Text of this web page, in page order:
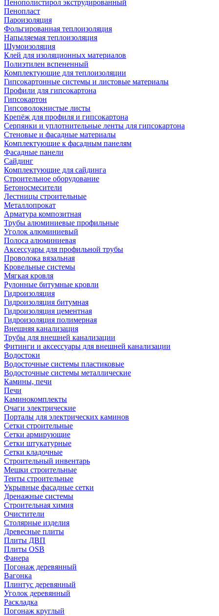
Пенополистирол экструдированный
Пенопласт
Пароизоляция
Фольгированная теплоизоляция
Напыляемая теплоизоляция
Шумоизоляция
Клей для изоляционных материалов
Полиэтилен вспененный
Комплектующие для теплоизоляции
Гипсокартонные системы и листовые материалы
Профили для гипсокартона
Гипсокартон
Гипсоволокнистые листы
Крепёж для профиля и гипсокартона
Серпянки и уплотнительные ленты для гипсокартона
Стеновые и фасадные материалы
Комплектующие к фасадным панелям
Фасадные панели
Сайдинг
Комплектующие для сайдинга
Строительное оборудование
Бетоносмесители
Лестницы строительные
Металлопрокат
Арматура композитная
Трубы алюминиевые профильные
Уголок алюминиевый
Полоса алюминиевая
Аксессуары для профильной трубы
Проволока вязальная
Кровельные системы
Мягкая кровля
Рулонные битумные кровли
Гидроизоляция
Гидроизоляция битумная
Гидроизоляция цементная
Гидроизоляция полимерная
Внешняя канализация
Трубы для внешней канализации
Фитинги и аксессуары для внешней канализации
Водостоки
Водосточные системы пластиковые
Водосточные системы металлические
Камины, печи
Печи
Каминокомплекты
Очаги электрические
Порталы для электрических каминов
Сетки строительные
Сетки армирующие
Сетки штукатурные
Сетки кладочные
Строительный инвентарь
Мешки строительные
Тенты строительные
Укрывные фасадные сетки
Дренажные системы
Строительная химия
Очистители
Столярные изделия
Древесные плиты
Плиты ДВП
Плиты OSB
Фанера
Погонаж деревянный
Вагонка
Плинтус деревянный
Уголок деревянный
Раскладка
Погонаж круглый